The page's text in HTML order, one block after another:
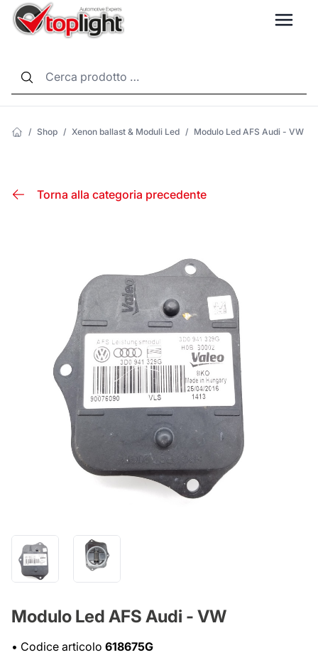
/ Shop / Xenon ballast & Moduli Led / Modulo Led AFS Audi - VW
Torna alla categoria precedente
Modulo Led AFS Audi - VW
• Codice articolo 618675G